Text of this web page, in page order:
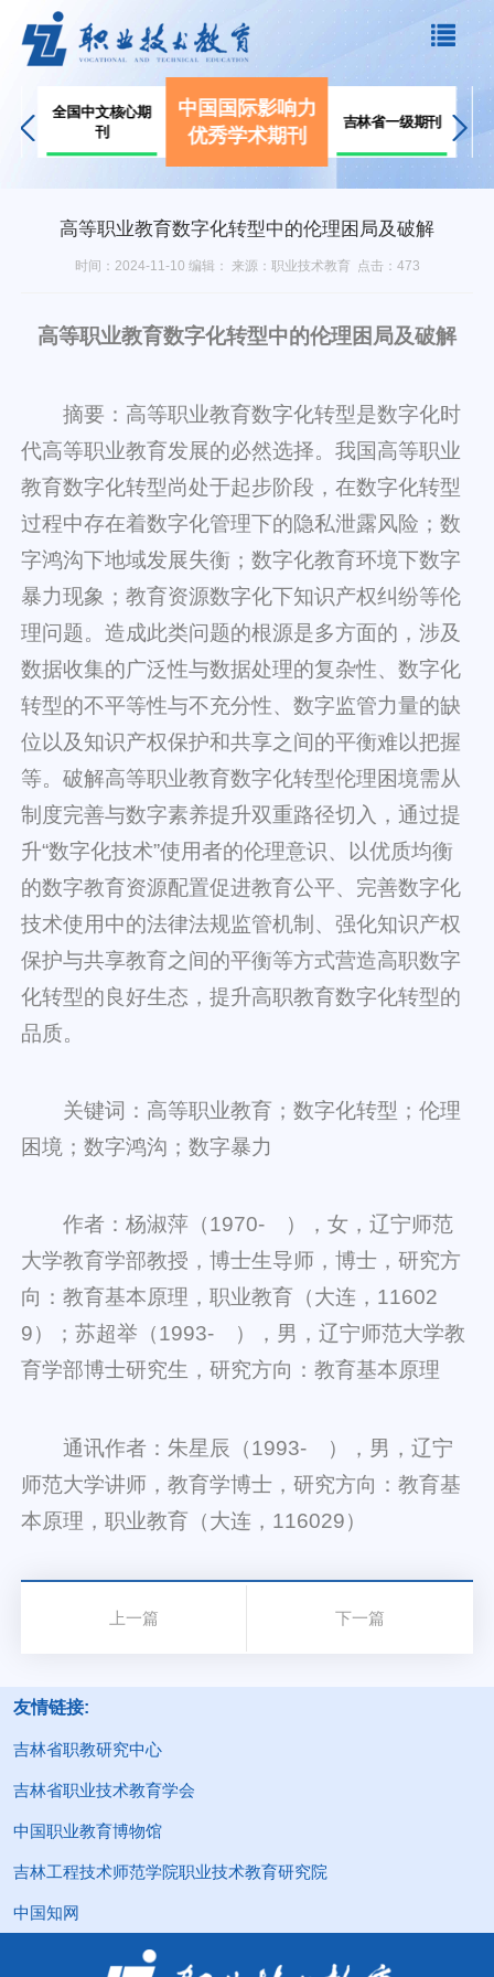
全国中文核心期
刊
中国国际影响力
优秀学术期刊
吉林省一级期刊
高等职业教育数字化转型中的伦理困局及破解
时间：2024-11-10 编辑： 来源：职业技术教育 点击： 473
高等职业教育数字化转型中的伦理困局及破解
摘要：高等职业教育数字化转型是数字化时
代高等职业教育发展的必然选择。我国高等职业
教育数字化转型尚处于起步阶段，在数字化转型
过程中存在着数字化管理下的隐私泄露风险；数
字鸿沟下地域发展失衡；数字化教育环境下数字
暴力现象；教育资源数字化下知识产权纠纷等伦
理问题。造成此类问题的根源是多方面的，涉及
数据收集的广泛性与数据处理的复杂性、数字化
转型的不平等性与不充分性、数字监管力量的缺
位以及知识产权保护和共享之间的平衡难以把握
等。破解高等职业教育数字化转型伦理困境需从
制度完善与数字素养提升双重路径切入，通过提
升“数字化技术”使用者的伦理意识、以优质均衡
的数字教育资源配置促进教育公平、完善数字化
技术使用中的法律法规监管机制、强化知识产权
保护与共享教育之间的平衡等方式营造高职数字
化转型的良好生态，提升高职教育数字化转型的
品质。
关键词：高等职业教育；数字化转型；伦理
困境；数字鸿沟；数字暴力
作者：杨淑萍（1970- ），女，辽宁师范
大学教育学部教授，博士生导师，博士，研究方
向：教育基本原理，职业教育（大连，11602
9）；苏超举（1993- ），男，辽宁师范大学教
育学部博士研究生，研究方向：教育基本原理
通讯作者：朱星辰（1993- ），男，辽宁
师范大学讲师，教育学博士，研究方向：教育基
本原理，职业教育（大连，116029）
上一篇 下一篇
友情链接:
吉林省职教研究中心
吉林省职业技术教育学会
中国职业教育博物馆
吉林工程技术师范学院职业技术教育研究院
中国知网